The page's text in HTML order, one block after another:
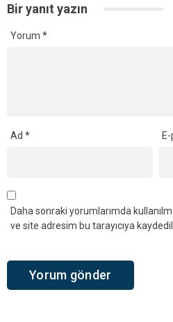
Bir yanıt yazın
Yorum *
Ad *
Daha sonraki yorumlarımda
ve site adresim bu tarayıcıya